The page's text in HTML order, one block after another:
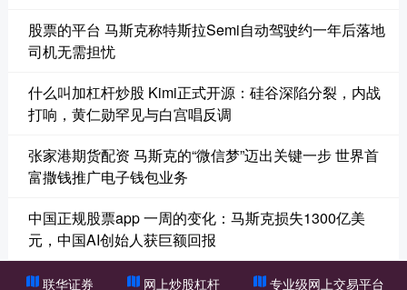
股票的平台 马斯克称特斯拉Semi自动驾驶约一年后落地
司机无需担忧
什么叫加杠杆炒股 Kimi正式开源：硅谷深陷分裂，内战
打响，黄仁勋罕见与白宫唱反调
张家港期货配资 马斯克的“微信梦”迈出关键一步 世界首
富撒钱推广电子钱包业务
中国正规股票app 一周的变化：马斯克损失1300亿美
元，中国AI创始人获巨额回报
联华证券 网上炒股杠杆 专业级网上交易平台